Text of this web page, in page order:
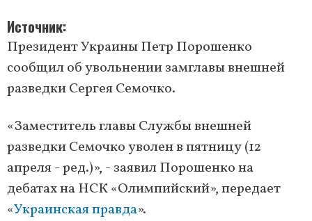
Источник
Президент Украины Петр Порошенко
сообщил об увольнении замглавы внешней
разведки Сергея Семочко.
«Заместитель главы Службы внешней
разведки Семочко уволен в пятницу (12
апреля - ред.)», - заявил Порошенко на
дебатах на НСК «Олимпийский», передает
«Украинская правда».